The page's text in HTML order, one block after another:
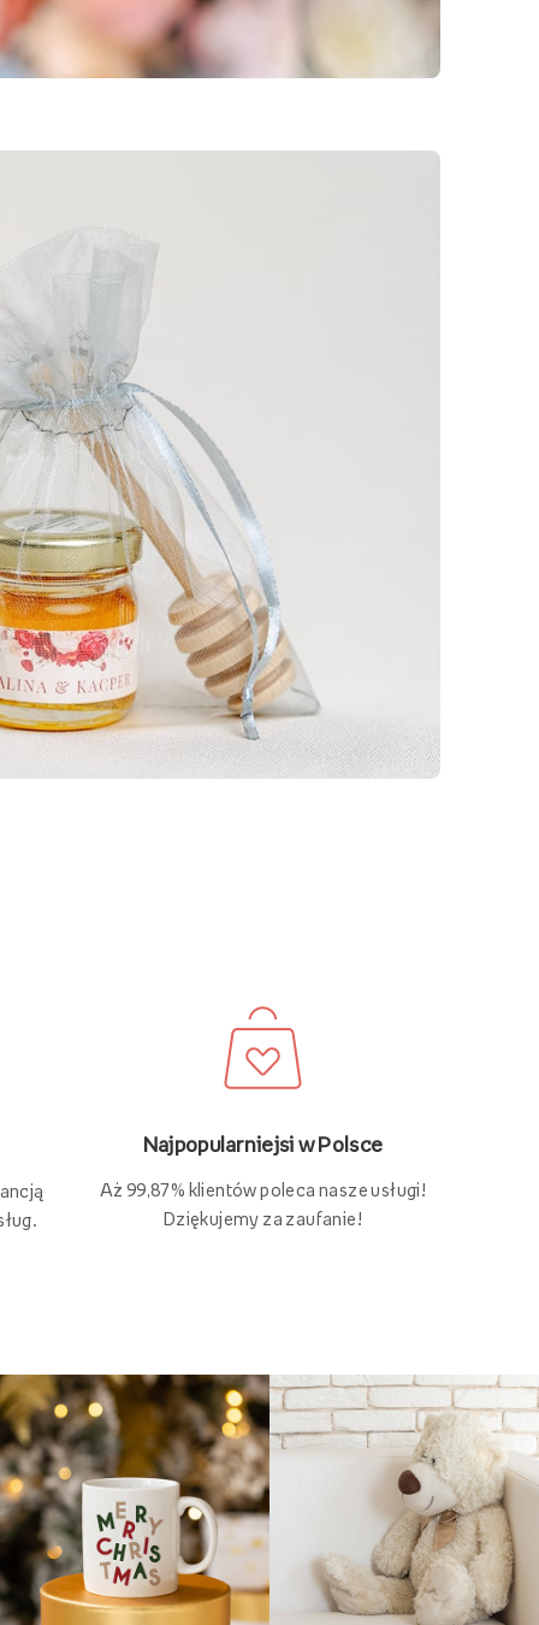
Najpopularniejsi w Polsce
Aż 99,87% klientów poleca nasze usługi!
Dziękujemy za zaufanie!